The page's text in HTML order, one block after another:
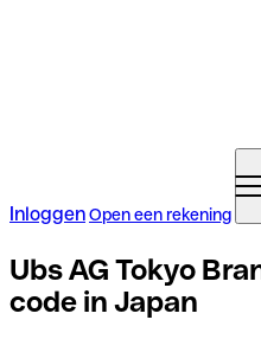
InloggenOpen een rekening
Ubs AG Tokyo
code in Japan